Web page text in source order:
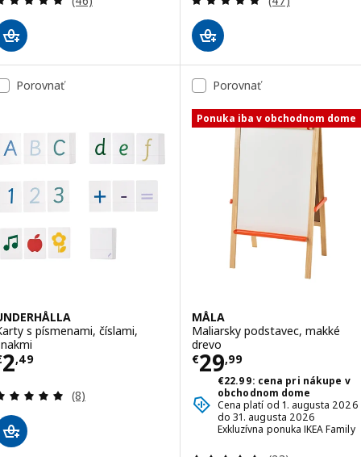
Porovnať
s písmenami, číslami,
2,49 € 2,49
Prehľad: 5 z 5 hviezdy. Celkové hodnotenie:
(8)
Porovnať
Ponuka iba v obchodnom dome
MÅLA
Maliarsky podstavec, makké
drevo
€29,99
Cena € 29,99
€22.99: cena pri nákupe v
obchodnom dome
Cena platí od 1. augusta 2026
do 31. augusta 2026
Exkluzívna ponuka IKEA Family